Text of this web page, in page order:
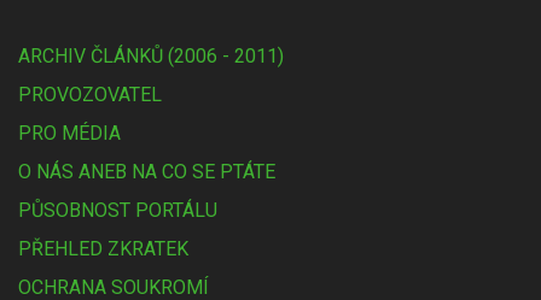
ARCHIV ČLÁNKŮ (2006 - 2011)
PROVOZOVATEL
PRO MÉDIA
O NÁS ANEB NA CO SE PTÁTE
PŮSOBNOST PORTÁLU
PŘEHLED ZKRATEK
OCHRANA SOUKROMÍ